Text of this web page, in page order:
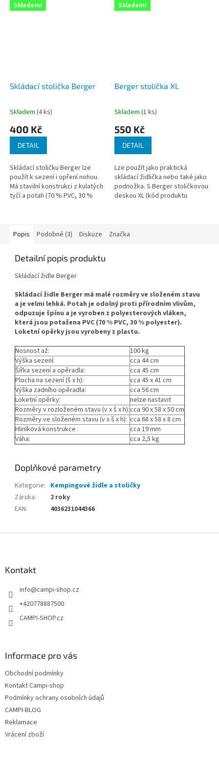
Skladem!
Skládací stolička Berger
Průměrné
produktu
5
hvězdiček.
Skladem (4 ks)
400 Kč
DETAIL
Skládací stoličku Berger lze
použít k sezení i opření nohou.
Má stavilní konstrukci z kulatých
tyčí a potah (70 % PVC, 30 %
Skladem!
Berger stolička XL
Průměrné
produktu
5
hvězdiček.
Skladem (1 ks)
550 Kč
DETAIL
Lze použít jako praktická
skládací židlička nebo také jako
podnožka. S Berger stoličkovou
deskou XL (kód produktu
Popis Podobné (3) Diskuze Značka
Detailní popis produktu
Skládací židle Berger
Skládací židle Berger má malé rozměry ve složeném stavu
a je velmi lehká. Potah je odolný proti přírodním vlivům,
odpuzuje špínu a je vyroben z polyesterových vláken,
která jsou potažena PVC (70 % PVC, 30 % polyester).
Loketní opěrky jsou vyrobeny z plastu.
Nosnost až:
100 kg
Výška sezení:
cca 44 cm
Šířka sezení a opěradla:
cca 45 cm
Plocha na sezení (š x h):
cca 45 x 41 cm
Výška zadního opěradla:
cca 56 cm
Loketní opěrky:
nelze nastavit
Rozměry v rozloženém stavu (v x š x h):cca 90 x 58 x 50 cm
Rozměry ve složeném stavu (v x š x h): cca 68 x 58 x 8 cm
Hliníková konstrukce :
cca 19 mm
Váha:
cca 2,5 kg
Doplňkové parametry
Kategorie: Kempingové židle a stoličky
Záruka:
2 roky
EAN: 4036231044366
Kontakt
info@campi-shop.cz
+420778887500
CAMPI-SHOP.cz
Informace pro vás
Obchodní podmínky
Kontakt Campi-shop
Podmínky ochrany osobních údajů
CAMPI-BLOG
Reklamace
Vrácení zboží